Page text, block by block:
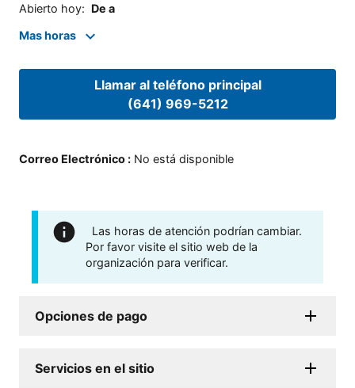
Abierto hoy: De a
Mas horas
Llamar al teléfono principal
(641) 969-5212
Correo Electrónico : No está disponible
Las horas de atención podrían cambiar.
Por favor visite el sitio web de la
organización para verificar.
Opciones de pago
Servicios en el sitio